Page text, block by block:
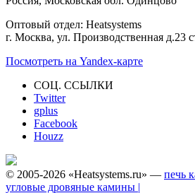
Оптовый отдел: Heatsystems
г. Москва, ул. Производственная д.23
Посмотреть на Yandex-карте
СОЦ. ССЫЛКИ
Twitter
gplus
Facebook
Houzz
© 2005-2026 «Heatsystems.ru» — печь
угловые дровяные камины |